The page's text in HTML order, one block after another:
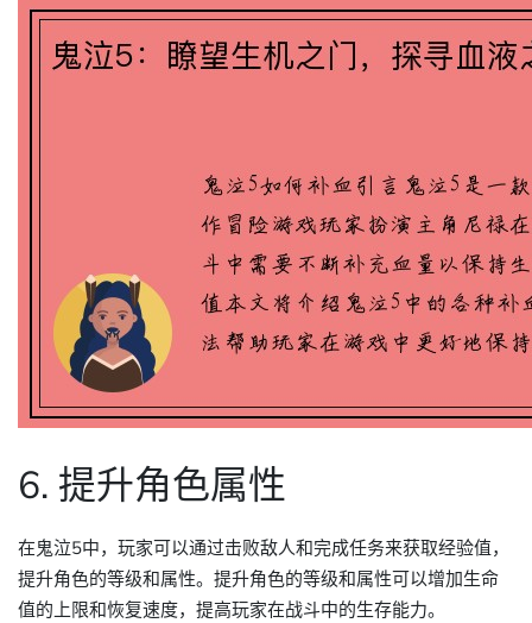
6. 提升角色属性
在鬼泣5中，玩家可以通过击败敌人和完成任务来获取经验值，
提升角色的等级和属性。提升角色的等级和属性可以增加生命
值的上限和恢复速度，提高玩家在战斗中的生存能力。